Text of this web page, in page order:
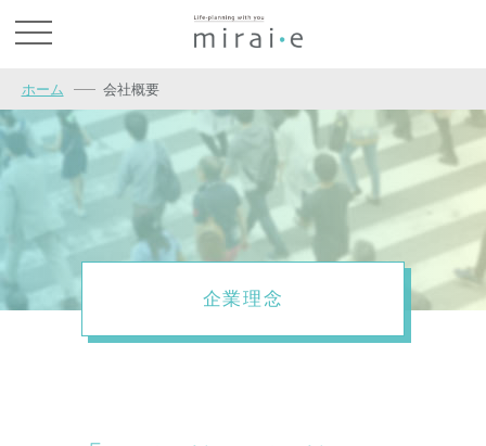
ホーム 会社概要
企業理念